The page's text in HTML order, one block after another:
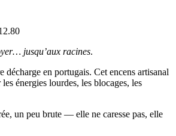
jusqu’aux racines.
décharge en portugais. Cet encens artisanal
énergies lourdes, les blocages, les
un peu brute — elle ne caresse pas, elle